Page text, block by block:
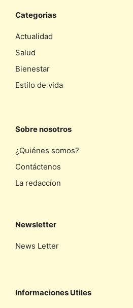
Categorias
Actualidad
Salud
Bienestar
Estilo de vida
Sobre nosotros
¿Quiénes somos?
Contáctenos
La redaccíon
Newsletter
News Letter
Informaciones Utiles